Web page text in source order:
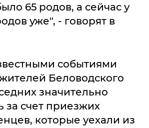
65 родов, а сейчас у
уже", - говорят в
событиями
Беловодского
значительно
за счет приезжих
которые уехали из